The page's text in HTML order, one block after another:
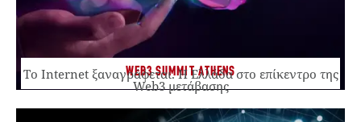
WEB3 SUMMIT ATHENS
Το Internet ξαναγράφεται. Η Ελλάδα στο επίκεντρο της
Web3 μετάβασης